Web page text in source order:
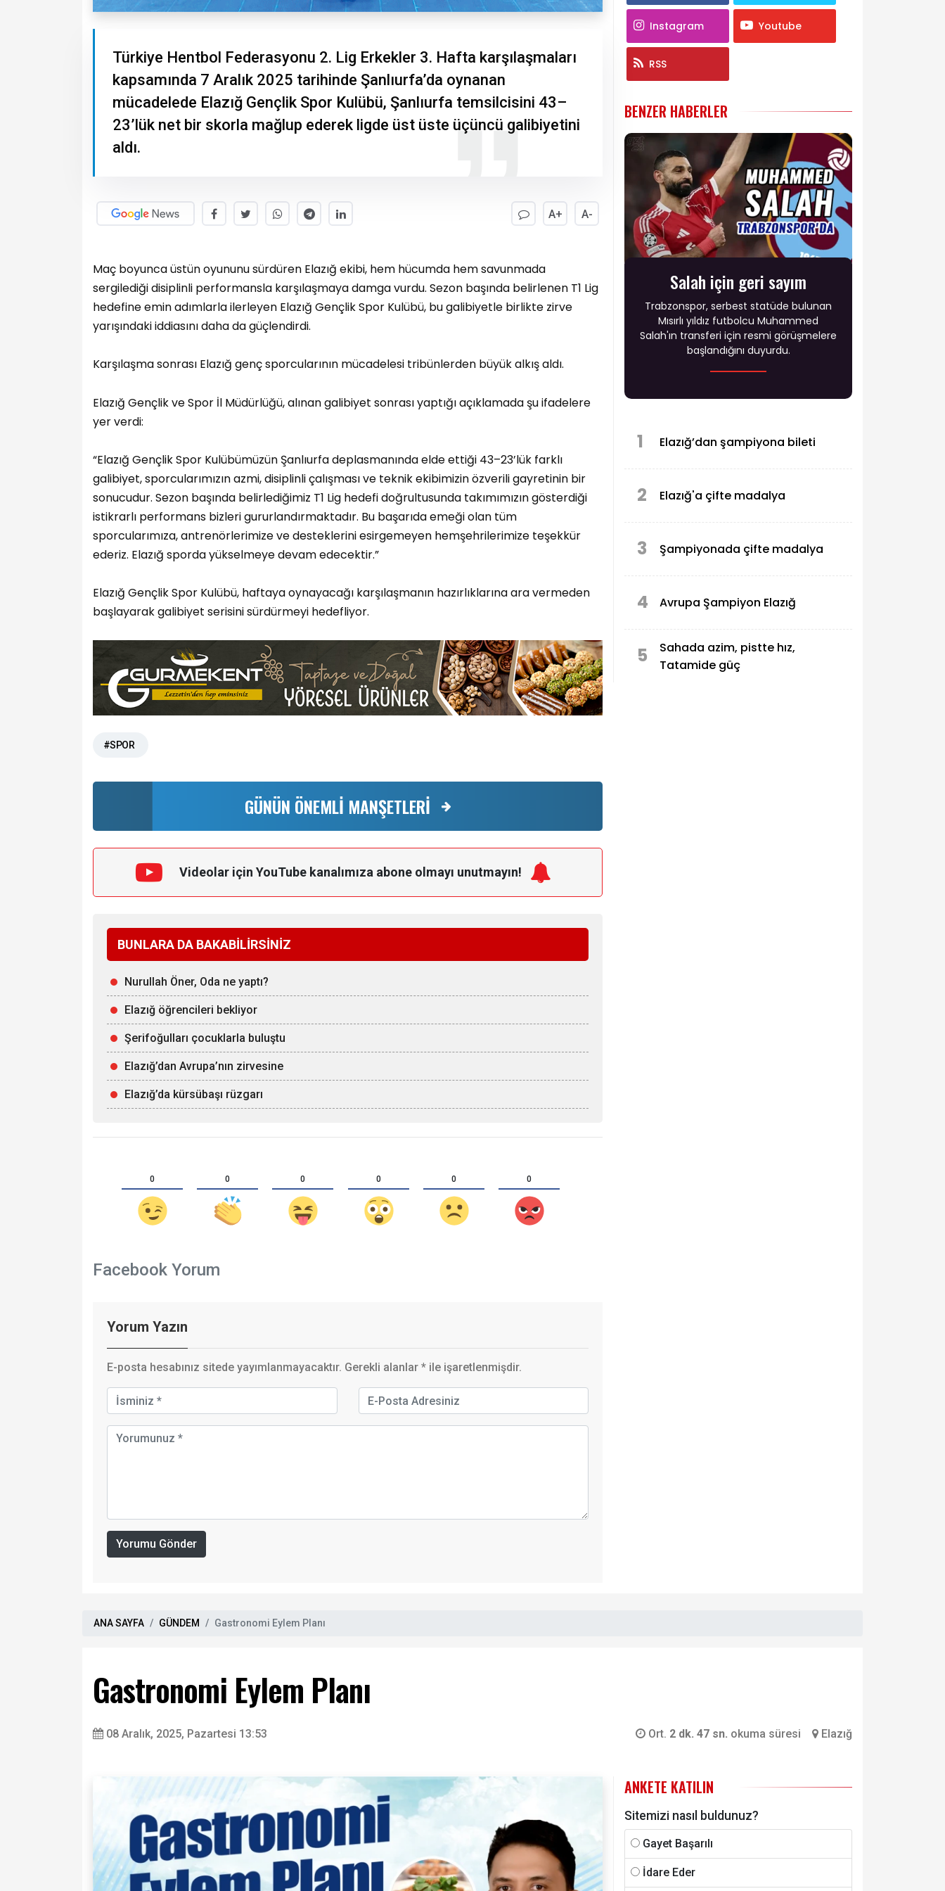
Türkiye Hentbol Federasyonu 2. Lig Erkekler 3. Hafta karşılaşmaları
kapsamında 7 Aralık 2025 tarihinde Şanlıurfa’da oynanan
mücadelede Elazığ Gençlik Spor Kulübü, Şanlıurfa temsilcisini 43–
23’lük net bir skorla mağlup ederek ligde üst üste üçüncü galibiyetini
aldı.
A+ A-
Maç boyunca üstün oyununu sürdüren Elazığ ekibi, hem hücumda hem savunmada
sergilediği disiplinli performansla karşılaşmaya damga vurdu. Sezon başında belirlenen T1 Lig
hedefine emin adımlarla ilerleyen Elazığ Gençlik Spor Kulübü, bu galibiyetle birlikte zirve
yarışındaki iddiasını daha da güçlendirdi.
Karşılaşma sonrası Elazığ genç sporcularının mücadelesi tribünlerden büyük alkış aldı.
Elazığ Gençlik ve Spor İl Müdürlüğü, alınan galibiyet sonrası yaptığı açıklamada şu ifadelere
yer verdi:
“Elazığ Gençlik Spor Kulübümüzün Şanlıurfa deplasmanında elde ettiği 43–23’lük farklı
galibiyet, sporcularımızın azmi, disiplinli çalışması ve teknik ekibimizin özverili gayretinin bir
sonucudur. Sezon başında belirlediğimiz T1 Lig hedefi doğrultusunda takımımızın gösterdiği
istikrarlı performans bizleri gururlandırmaktadır. Bu başarıda emeği olan tüm
sporcularımıza, antrenörlerimize ve desteklerini esirgemeyen hemşehrilerimize teşekkür
ederiz. Elazığ sporda yükselmeye devam edecektir.”
Elazığ Gençlik Spor Kulübü, haftaya oynayacağı karşılaşmanın hazırlıklarına ara vermeden
başlayarak galibiyet serisini sürdürmeyi hedefliyor.
#SPOR
GÜNÜN ÖNEMLİ MANŞETLERİ
Videolar için YouTube kanalımıza abone olmayı unutmayın!
BUNLARA DA BAKABİLİRSİNİZ
Nurullah Öner, Oda ne yaptı?
Elazığ öğrencileri bekliyor
Şerifoğulları çocuklarla buluştu
Elazığ’dan Avrupa’nın zirvesine
Elazığ’da kürsübaşı rüzgarı
0 0 0 0 0 0
Facebook Yorum
Yorum Yazın
E-posta hesabınız sitede yayımlanmayacaktır. Gerekli alanlar * ile işaretlenmişdir.
Yorumu Gönder
Instagram Youtube
RSS
BENZER HABERLER
Salah için geri sayım
Trabzonspor, serbest statüde bulunan
Mısırlı yıldız futbolcu Muhammed
Salah'ın transferi için resmi görüşmelere
başlandığını duyurdu.
1 Elazığ’dan şampiyona bileti
2 Elazığ'a çifte madalya
3 Şampiyonada çifte madalya
4 Avrupa Şampiyon Elazığ
5
Sahada azim, pistte hız,
Tatamide güç
ANA SAYFA GÜNDEM Gastronomi Eylem Planı
Gastronomi Eylem Planı
08 Aralık, 2025, Pazartesi 13:53 Ort. 2 dk. 47 sn. okuma süresi Elazığ
ANKETE KATILIN
Sitemizi nasıl buldunuz?
Gayet Başarılı
İdare Eder